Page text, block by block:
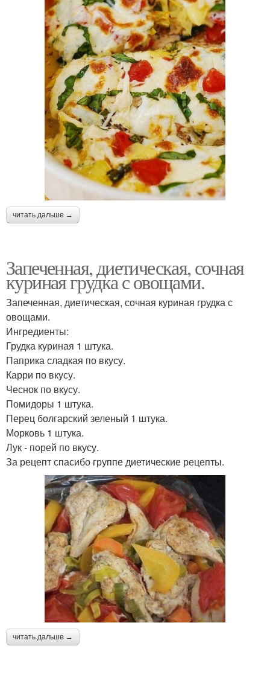
читать дальше →
Запеченная, диетическая, сочная
куриная грудка с овощами.
Запеченная, диетическая, сочная куриная грудка с
овощами.
Ингредиенты:
Грудка куриная 1 штука.
Паприка сладкая по вкусу.
Карри по вкусу.
Чеснок по вкусу.
Помидоры 1 штука.
Перец болгарский зеленый 1 штука.
Морковь 1 штука.
Лук - порей по вкусу.
За рецепт спасибо группе диетические рецепты.
читать дальше →